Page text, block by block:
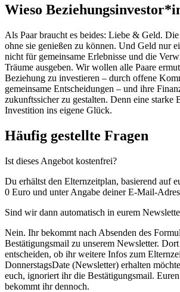
Wieso
Als Paar braucht es beides: Liebe & Geld.
ohne sie genießen zu können. Und Geld nur
nicht für gemeinsame Erlebnisse und die
Träume ausgeben. Wir wollen alle Paare
Beziehung zu investieren – durch offene
gemeinsame Entscheidungen – und ihre
zukunftssicher zu gestalten. Denn eine starke
Investition ins eigene Glück.
Häufig gestellte Fragen
Ist dieses Angebot kostenfrei?
Du erhältst den Elternzeitplan, basierend auf
0 Euro und unter Angabe deiner E-Mail-
Sind wir dann automatisch in eurem
Nein. Ihr bekommt nach Absenden des
Bestätigungsmail zu unserem Newsletter.
entscheiden, ob ihr weitere Infos zum
DonnerstagsDate (Newsletter) erhalten
euch, ignoriert ihr die Bestätigungsmail.
bekommt ihr dennoch.